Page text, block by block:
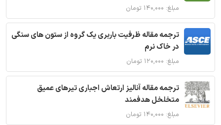
مبلغ: ۱۴۰,۰۰۰ تومان
ترجمه مقاله ظرفیت باربری یک گروه از ستون های سنگی
در خاک نرم
مبلغ: ۱۲۰,۰۰۰ تومان
ترجمه مقاله آنالیز ارتعاش اجباری تیرهای عمیق
متخلخل هدفمند
مبلغ: ۱۴۰,۰۰۰ تومان